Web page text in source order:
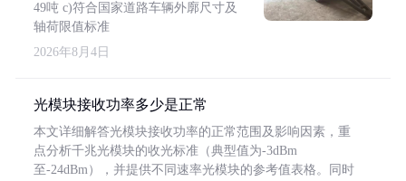
49吨 c)符合国家道路车辆外廓尺寸及
轴荷限值标准
2026年8月4日
光模块接收功率多少是正常
本文详细解答光模块接收功率的正常范围及影响因素，重
点分析千兆光模块的收光标准（典型值为-3dBm
至-24dBm），并提供不同速率光模块的参考值表格。同时